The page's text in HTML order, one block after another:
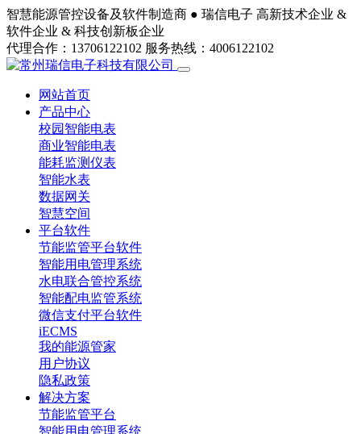
智慧能源管控设备及软件制造商 ● 瑞信电子 高新技术企业 &
软件企业 & 科技创新板企业
代理合作：13706122102 服务热线：4006122102
网站首页
产品中心
校园智能电表
商业智能电表
能耗监测仪表
智能水表
数据网关
智慧空间
平台软件
节能监管平台软件
智能用电管理系统
水电联合管控系统
智能配电监管系统
微信支付平台软件
iECMS
我的能源管家
用户协议
隐私政策
解决方案
节能监管平台
智能用电管理系统